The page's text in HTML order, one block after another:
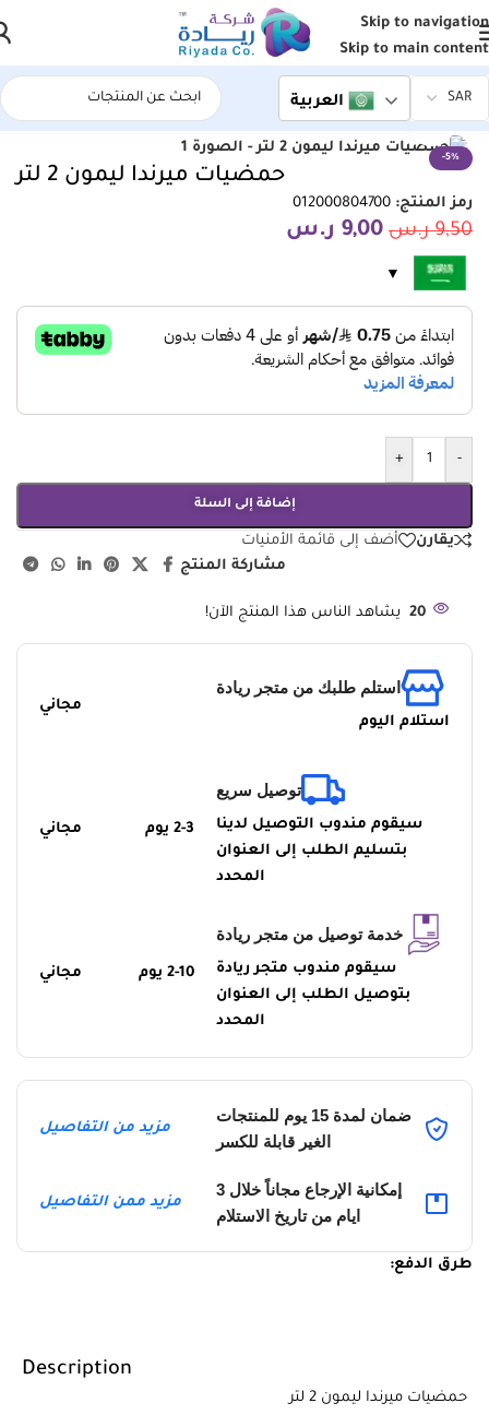
Skip to navigation
Skip to main content
العربية
الرئيسية/اسواق ريادة المركزية
-5%
انقر للتكبير
حمضيات ميرندا ليمون 2 لتر
رمز المنتج: 012000804700
9,50 ر.س 9,00 ر.س
-
+
إضافة إلى السلة
يقارن
أضف إلى قائمة الأمنيات
مشاركة المنتج
20 يشاهد الناس هذا المنتج الآن!
استلم طلبك من متجر ريادة
استلام اليوم
مجاني
توصيل سريع
سيقوم مندوب التوصيل لدينا
بتسليم الطلب إلى العنوان
المحدد
2-3 يوم مجاني
خدمة توصيل من متجر ريادة
سيقوم مندوب متجر ريادة
بتوصيل الطلب إلى العنوان
المحدد
2-10 يوم مجاني
ضمان لمدة 15 يوم للمنتجات
الغير قابلة للكسر
مزيد من التفاصيل
إمكانية الإرجاع مجاناً خلال 3
ايام من تاريخ الاستلام
مزيد ممن التفاصيل
طرق الدفع:
Description
حمضيات ميرندا ليمون 2 لتر